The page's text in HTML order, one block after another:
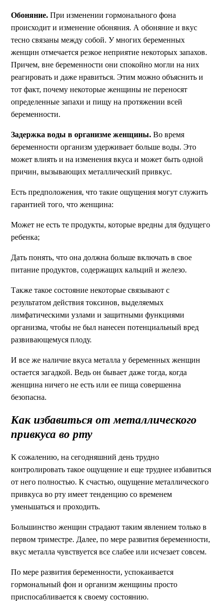
Обоняние. При изменении гормонального фона
происходит и изменение обоняния. А обоняние и вкус
тесно связаны между собой. У многих беременных
женщин отмечается резкое неприятие некоторых запахов.
Причем, вне беременности они спокойно могли на них
реагировать и даже нравиться. Этим можно объяснить и
тот факт, почему некоторые женщины не переносят
определенные запахи и пищу на протяжении всей
беременности.
Задержка воды в организме женщины. Во время
беременности организм удерживает больше воды. Это
может влиять и на изменения вкуса и может быть одной
причин, вызывающих металлический привкус.
Есть предположения, что такие ощущения могут служить
гарантией того, что женщина:
Может не есть те продукты, которые вредны для будущего
ребенка;
Дать понять, что она должна больше включать в свое
питание продуктов, содержащих кальций и железо.
Также такое состояние некоторые связывают с
результатом действия токсинов, выделяемых
лимфатическими узлами и защитными функциями
организма, чтобы не был нанесен потенциальный вред
развивающемуся плоду.
И все же наличие вкуса металла у беременных женщин
остается загадкой. Ведь он бывает даже тогда, когда
женщина ничего не есть или ее пища совершенна
безопасна.
Как избавиться от металлического
привкуса во рту
К сожалению, на сегодняшний день трудно
контролировать такое ощущение и еще труднее избавиться
от него полностью. К счастью, ощущение металлического
привкуса во рту имеет тенденцию со временем
уменьшаться и проходить.
Большинство женщин страдают таким явлением только в
первом триместре. Далее, по мере развития беременности,
вкус металла чувствуется все слабее или исчезает совсем.
По мере развития беременности, успокаивается
гормональный фон и организм женщины просто
приспосабливается к своему состоянию.